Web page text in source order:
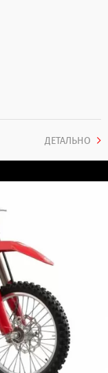
ДЕТАЛЬНО